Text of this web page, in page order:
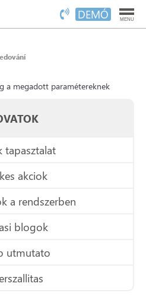
DEMÓ MENU
a megadott paramétereknek
tapasztalat
akciok
a rendszerben
blogok
utmutato